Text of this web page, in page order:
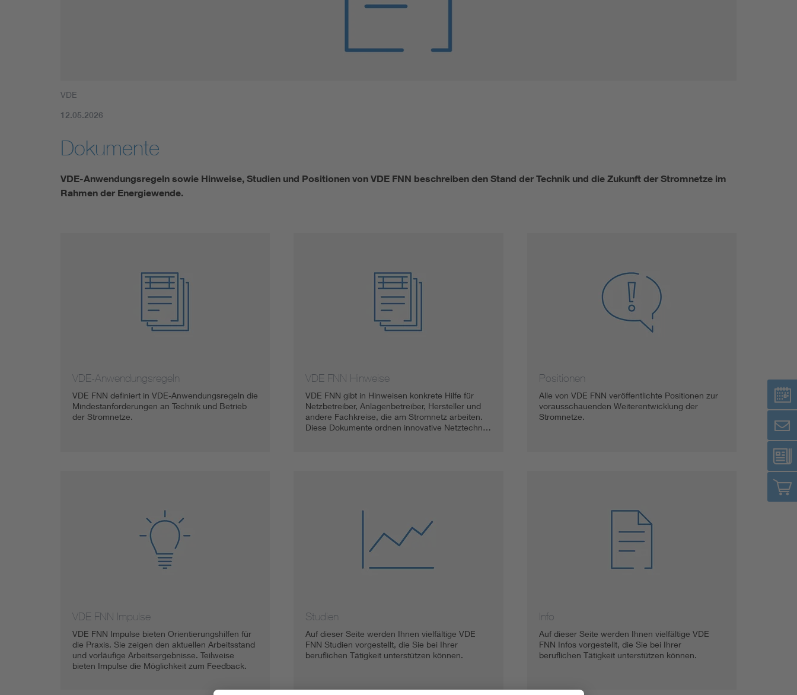
Innovative Netztechnologien
VDE
12.05.2026
Dokumente
VDE-Anwendungsregeln sowie Hinweise, Studien und Positionen von VDE FNN beschreiben den Stand der Technik und die Zukunft der Stromnetze im
Rahmen der Energiewende.
VDE-Anwendungsregeln
VDE FNN definiert in VDE-Anwendungsregeln die
Mindestanforderungen an Technik und Betrieb
der Stromnetze.
VDE FNN Hinweise
VDE FNN gibt in Hinweisen konkrete Hilfe für
Netzbetreiber, Anlagenbetreiber, Hersteller und
andere Fachkreise, die am Stromnetz arbeiten.
Diese Dokumente ordnen innovative Netztechn…
Positionen
Alle von VDE FNN veröffentlichte Positionen zur
vorausschauenden Weiterentwicklung der
Stromnetze.
VDE FNN Impulse
VDE FNN Impulse bieten Orientierungshilfen für
die Praxis. Sie zeigen den aktuellen Arbeitsstand
und vorläufige Arbeitsergebnisse. Teilweise
bieten Impulse die Möglichkeit zum Feedback.
Studien
Auf dieser Seite werden Ihnen vielfältige VDE
FNN Studien vorgestellt, die Sie bei Ihrer
beruflichen Tätigkeit unterstützen können.
Info
Auf dieser Seite werden Ihnen vielfältige VDE
FNN Infos vorgestellt, die Sie bei Ihrer
beruflichen Tätigkeit unterstützen können.